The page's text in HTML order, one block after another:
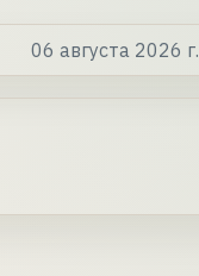
06 августа 2026 г.